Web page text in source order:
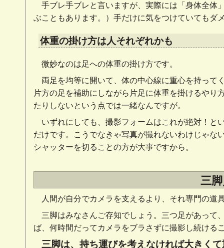
手ブレ手ブレと言いますが、実際には「身体全体
ぶこともあります。）手だけに気をつけていてもダ
体重の掛け方は人それぞれかも
微妙なのは足への体重の掛け方です。
両足を均等に開いて、体の中心線に重心を持って
片方の足を補助にしながら片足に体重を掛けるやり
たりしないという点では一緒なんですが。
いずれにしても、撮影フォームはこれが絶対！と
だけです。こうでなきゃ写真が撮れないわけじゃな
シャッターを切ることの方が大事ですから。
三
人間が自分でカメラを支えるより、それ専門の道
三脚はみなさんご存知でしょう。三つ足があって
ば、何時間だってカメラをブラさずに撮影し続ける
三脚は、持ち運びを考えなければ大きく